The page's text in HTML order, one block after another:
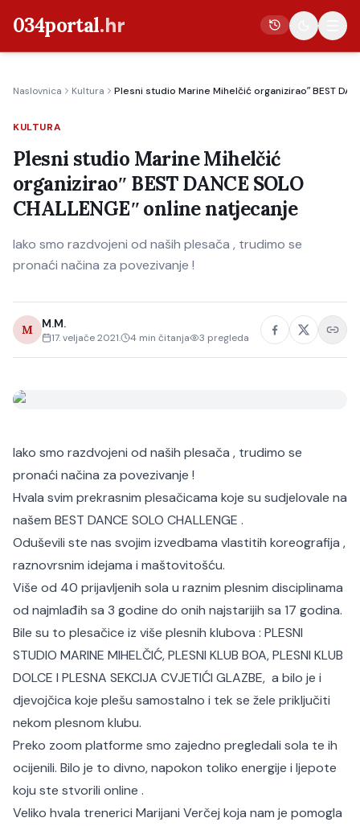
034portal.hr
Crna kronika
Poljoprivreda
Politika
Gospodarstvo
Život
Sport
Naslovnica Kultura Plesni studio Marine Mihelčić organiziraoʺ BEST
KULTURA
Plesni studio Marine Mihelčić
organiziraoʺ BEST DANCE SOLO
CHALLENGEʺ online natjecanje
Iako smo razdvojeni od naših plesača , trudimo se
pronaći načina za povezivanje !
M M.M.
17. veljače 2021. 4 min čitanja 3 pregleda
Iako smo razdvojeni od naših plesača , trudimo se
pronaći načina za povezivanje !
Hvala svim prekrasnim plesačicama koje su sudjelovale na
našem BEST DANCE SOLO CHALLENGE .
Oduševili ste nas svojim izvedbama vlastitih koreografija ,
raznovrsnim idejama i maštovitošću.
Više od 40 prijavljenih sola u raznim plesnim disciplinama
od najmlađih sa 3 godine do onih najstarijih sa 17 godina.
Bile su to plesačice iz više plesnih klubova : PLESNI
STUDIO MARINE MIHELČIĆ, PLESNI KLUB BOA, PLESNI KLUB
DOLCE I PLESNA SEKCIJA CVJETIĆI GLAZBE, a bilo je i
djevojčica koje plešu samostalno i tek se žele priključiti
nekom plesnom klubu.
Preko zoom platforme smo zajedno pregledali sola te ih
ocijenili. Bilo je to divno, napokon toliko energije i ljepote
koju ste stvorili online .
Veliko hvala trenerici Marijani Verčej koja nam je pomogla